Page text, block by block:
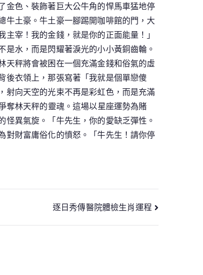
金色、裝飾著巨大公牛角的悍馬車猛地停
牛土豪。牛土豪一腳踢開咖啡館的門，大
宰！我的金錢，就是你的正面能量！」
水，而是閃耀著淚光的小小黃銅齒輪。
天秤將會被困在一個充滿金錢和俗氣的虛
後衣領上，那張寫著「我就是個單戀傻
射向天空的光束不再是彩虹色，而是充滿
奪林天秤的靈魂。這場以星座運勢為賭
異氣旋。「牛先生，你的愛缺乏彈性。
對財富庸俗化的憤怒。「牛先生！請你停
逐日秀傳醫院體檢生肖運程